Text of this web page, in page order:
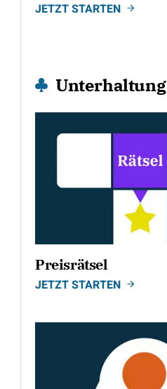
JETZT STARTEN
Unterhaltung
Preisrätsel
JETZT STARTEN